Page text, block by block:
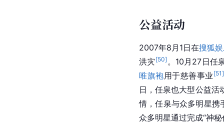
公益活动
2007年8月1日在搜狐
洪灾 [50] 。10月27日任
唯旗袍用于慈善事业 [51]
日，任泉也大型公益活
情，任泉与众多明星携
众多明星通过完成“神